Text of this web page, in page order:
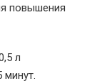
повышения
л
минут.